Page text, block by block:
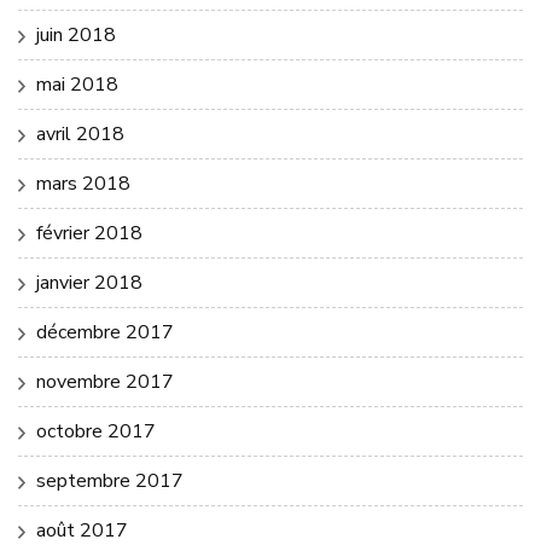
juin 2018
mai 2018
avril 2018
mars 2018
février 2018
janvier 2018
décembre 2017
novembre 2017
octobre 2017
septembre 2017
août 2017